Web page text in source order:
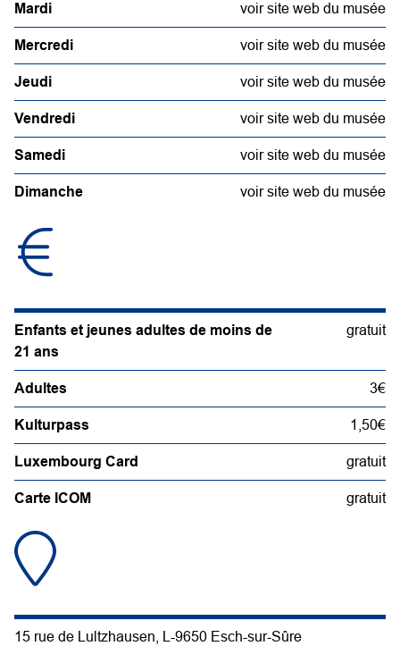
Mardi voir site web du musée
Mercredi voir site web du musée
Jeudi voir site web du musée
Vendredi voir site web du musée
Samedi voir site web du musée
Dimanche voir site web du musée
Enfants et jeunes adultes de moins de
21 ans
gratuit
Adultes 3€
Kulturpass 1,50€
Luxembourg Card gratuit
Carte ICOM gratuit
15 rue de Lultzhausen, L-9650 Esch-sur-Sûre